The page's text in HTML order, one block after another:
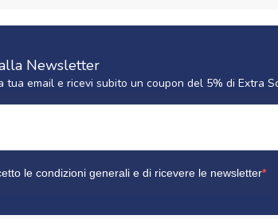
Newsletter
tua email e ricevi subito un coupon del 5% di Extra
le condizioni generali e di ricevere le newsletter